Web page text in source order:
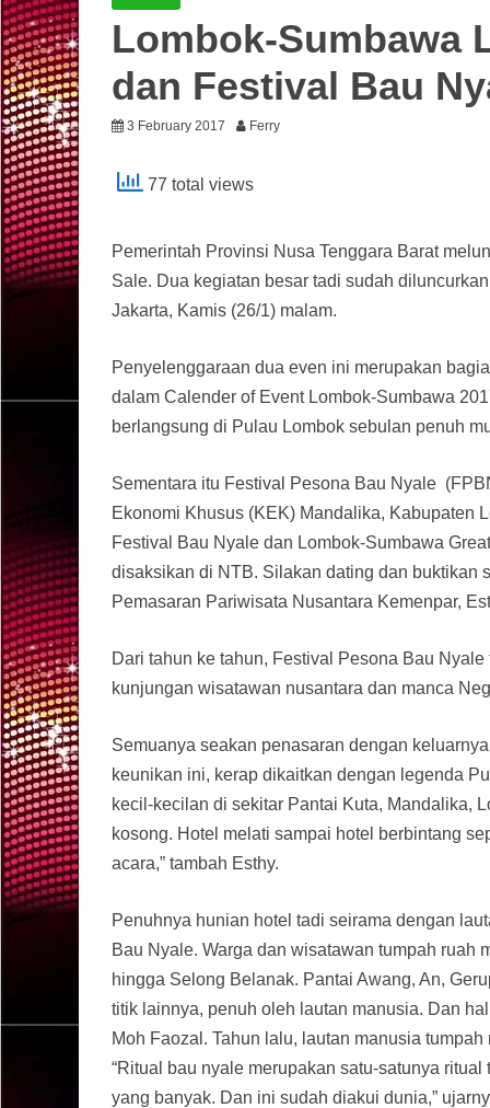
Lombok-Sumbawa
dan Festival Bau
3 February 2017 Ferry
77 total views
Pemerintah Provinsi Nusa Tenggara Barat
Sale. Dua kegiatan besar tadi sudah
Jakarta, Kamis (26/1) malam.
Penyelenggaraan dua even ini merupakan
dalam Calender of Event Lombok-Sumbawa
berlangsung di Pulau Lombok sebulan penuh
Sementara itu Festival Pesona Bau Nyale
Ekonomi Khusus (KEK) Mandalika, Kabupaten
Festival Bau Nyale dan Lombok-Sumbawa
disaksikan di NTB. Silakan dating dan buktikan
Pemasaran Pariwisata Nusantara Kemenpar,
Dari tahun ke tahun, Festival Pesona Bau
kunjungan wisatawan nusantara dan manca
Semuanya seakan penasaran dengan
keunikan ini, kerap dikaitkan dengan legenda
kecil-kecilan di sekitar Pantai Kuta, Mandalika,
kosong. Hotel melati sampai hotel berbintang
acara,” tambah Esthy.
Penuhnya hunian hotel tadi seirama dengan
Bau Nyale. Warga dan wisatawan tumpah ruah
hingga Selong Belanak. Pantai Awang, An,
titik lainnya, penuh oleh lautan manusia. Dan
Moh Faozal. Tahun lalu, lautan manusia
“Ritual bau nyale merupakan satu-satunya
yang banyak. Dan ini sudah diakui dunia,”